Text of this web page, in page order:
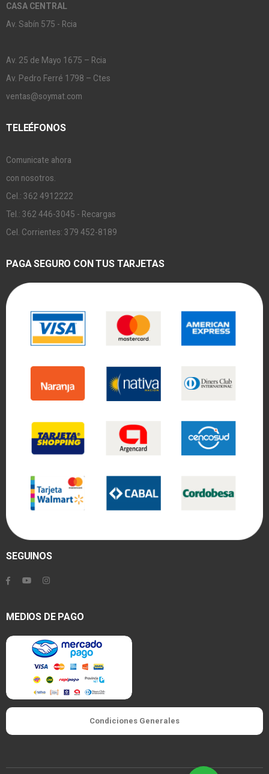
CASA CENTRAL
Av. Sabín 575 - Rcia
Av. 25 de Mayo 1675 – Rcia
Av. Pedro Ferré 1798 – Ctes
ventas@soymat.com
TELEÉFONOS
Comunicate ahora
con nosotros.
Cel.: 362 4912222
Tel.: 362 446-3045 - Recargas
Cel. Corrientes: 379 452-8189
PAGA SEGURO CON TUS TARJETAS
SEGUINOS
MEDIOS DE PAGO
Condiciones Generales